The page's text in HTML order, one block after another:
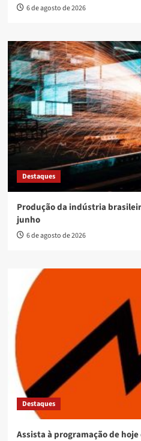
6 de agosto de 2026
Destaques
Produção da indústria
junho
6 de agosto de 2026
Destaques
Assista à programação de